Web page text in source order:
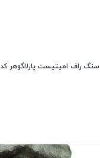
سنگ راف امیتیست پارلاگوهر کد 6416